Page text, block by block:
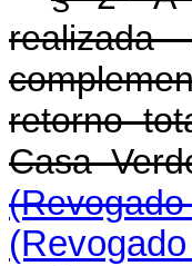
retorno
Casa